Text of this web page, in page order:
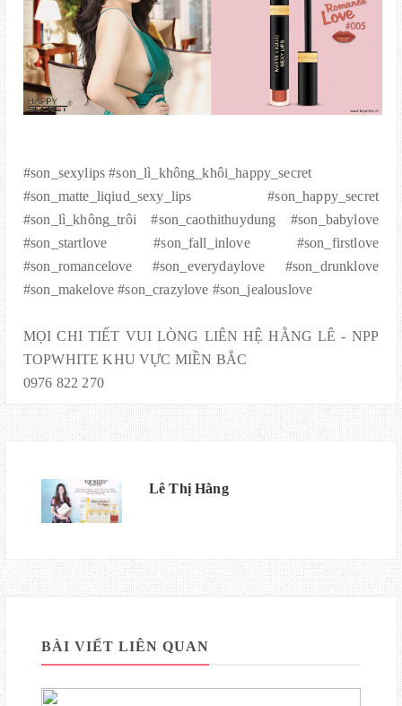
#son_sexylips #son_lì_không_khôi_happy_secret
#son_matte_liqiud_sexy_lips #son_happy_secret
#son_lì_không_trôi #son_caothithuydung #son_babylove
#son_startlove #son_fall_inlove #son_firstlove
#son_romancelove #son_everydaylove #son_drunklove
#son_makelove #son_crazylove #son_jealouslove
MỌI CHI TIẾT VUI LÒNG LIÊN HỆ HẰNG LÊ - NPP
TOPWHITE KHU VỰC MIỀN BẮC
0976 822 270
Lê Thị Hằng
BÀI VIẾT LIÊN QUAN